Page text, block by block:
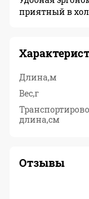
приятный в
Длина,м
Вес,г
длина,см
Отзывы